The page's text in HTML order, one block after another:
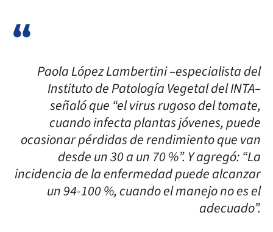
Paola López Lambertini –especialista del
Instituto de Patología Vegetal del INTA–
señaló que “el virus rugoso del tomate,
cuando infecta plantas jóvenes, puede
ocasionar pérdidas de rendimiento que van
desde un 30 a un 70 %”. Y agregó: “La
incidencia de la enfermedad puede alcanzar
un 94-100 %, cuando el manejo no es el
adecuado”.